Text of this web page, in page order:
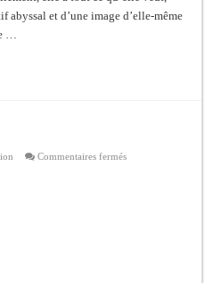
abyssal et d’une image d’elle-même
…
Commentaires ferméssur